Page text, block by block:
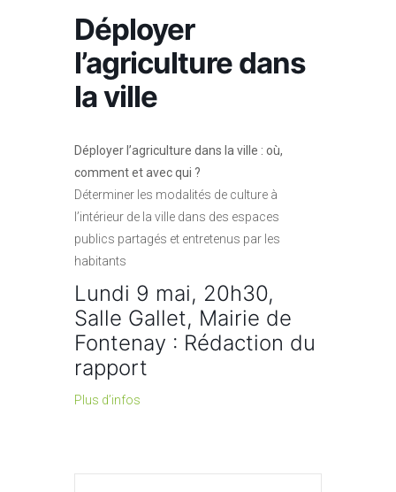
Déployer
l’agriculture dans
la ville
Déployer l’agriculture dans la ville : où,
comment et avec qui ?
Déterminer les modalités de culture à
l’intérieur de la ville dans des espaces
publics partagés et entretenus par les
habitants
Lundi 9 mai, 20h30,
Salle Gallet, Mairie de
Fontenay : Rédaction du
rapport
Plus d’infos